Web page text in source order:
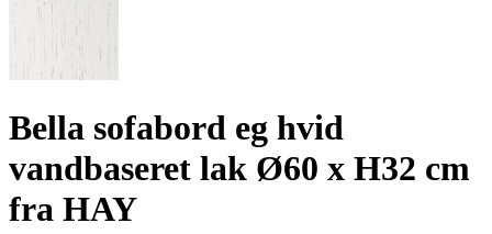
Bella sofabord eg hvid
vandbaseret lak Ø60 x H32 cm
fra HAY